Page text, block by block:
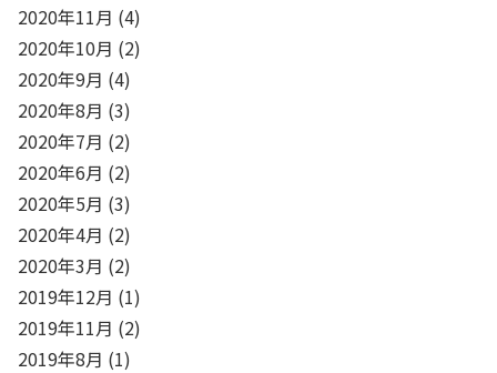
2020年11月 (4)
2020年10月 (2)
2020年9月 (4)
2020年8月 (3)
2020年7月 (2)
2020年6月 (2)
2020年5月 (3)
2020年4月 (2)
2020年3月 (2)
2019年12月 (1)
2019年11月 (2)
2019年8月 (1)